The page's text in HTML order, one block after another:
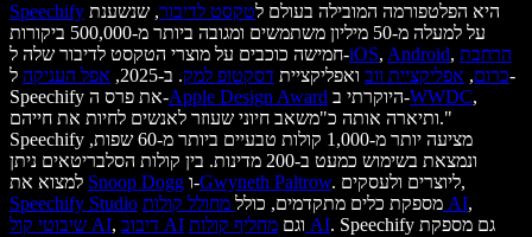
Speechify
היא הפלטפורמה המובילה בעולם לטקסט לדיבור, שנשענת
על למעלה מ-50 מיליון משתמשים ומגובה ביותר מ-500,000 ביקורות
חמישה כוכבים על מוצרי הטקסט לדיבור שלה ל-iOS, Android, הרחבת
כרום, אפליקציית ווב ואפליקציית דסקטופ למק. ב-2025, אפל העניקה ל-
Speechify את פרס ה-Apple Design Award היוקרתי ב-WWDC,
ותיארה אותה כ"משאב חיוני שעוזר לאנשים לחיות את חייהם."
Speechify מציעה יותר מ-1,000 קולות טבעיים ביותר מ-60 שפות,
ונמצאת בשימוש כמעט ב-200 מדינות. בין קולות הסלבריטאים ניתן
Snoop Dogg ו-Gwyneth Paltrow
. ליוצרים ולעסקים,
Speechify Studio
מספקת כלים מתקדמים, כולל מחולל קולות AI,
שיבוטי קול AI, דיבוב AI וגם מחליף קולות AI. Speechify גם מספקת